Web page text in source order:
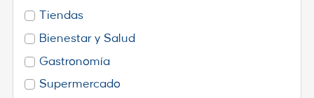
Tiendas
Bienestar y Salud
Gastronomía
Supermercado